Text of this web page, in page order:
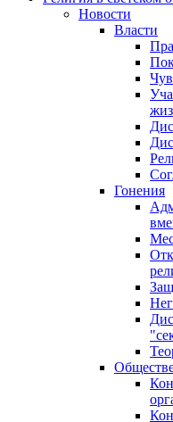
Новости
Власти
Гонения